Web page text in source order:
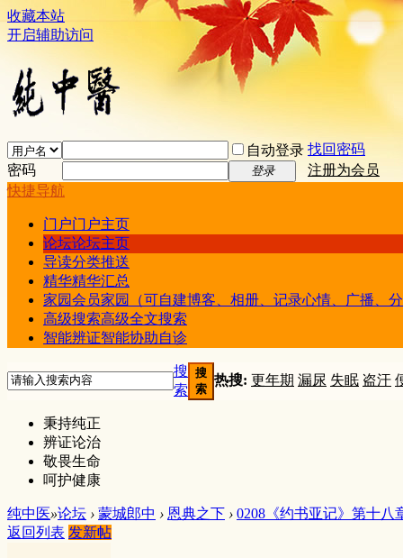
收藏本站
开启辅助访问
自动登录 找回密码
密码
登录
注册为会员
快捷导航
门户门户主页
论坛论坛主页
导读分类推送
精华精华汇总
家园会员家园（可自建博客、相册、记录心情、广播、
高级搜索高级全文搜索
智能辨证智能协助自诊
搜
索
搜
索
热搜: 更年期 漏尿 失眠 盗汗
秉持纯正
辨证论治
敬畏生命
呵护健康
纯中医»论坛 › 蒙城郎中 › 恩典之下 › 0208《约书亚记》第十八
返回列表 发新帖